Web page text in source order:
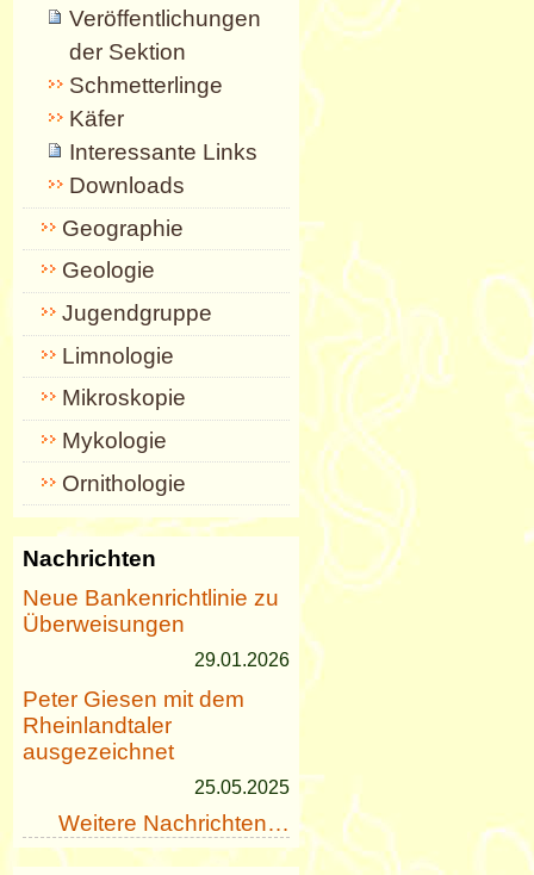
Veröffentlichungen
der Sektion
Schmetterlinge
Käfer
Interessante Links
Downloads
Geographie
Geologie
Jugendgruppe
Limnologie
Mikroskopie
Mykologie
Ornithologie
Nachrichten
Neue Bankenrichtlinie zu
Überweisungen
29.01.2026
Peter Giesen mit dem
Rheinlandtaler
ausgezeichnet
25.05.2025
Weitere Nachrichten…